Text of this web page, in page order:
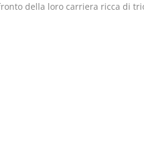
della loro carriera ricca di